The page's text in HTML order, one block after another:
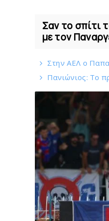
Σαν το σπίτι
με τον
Στην AEΛ ο
Πανιώνιoς: Tο